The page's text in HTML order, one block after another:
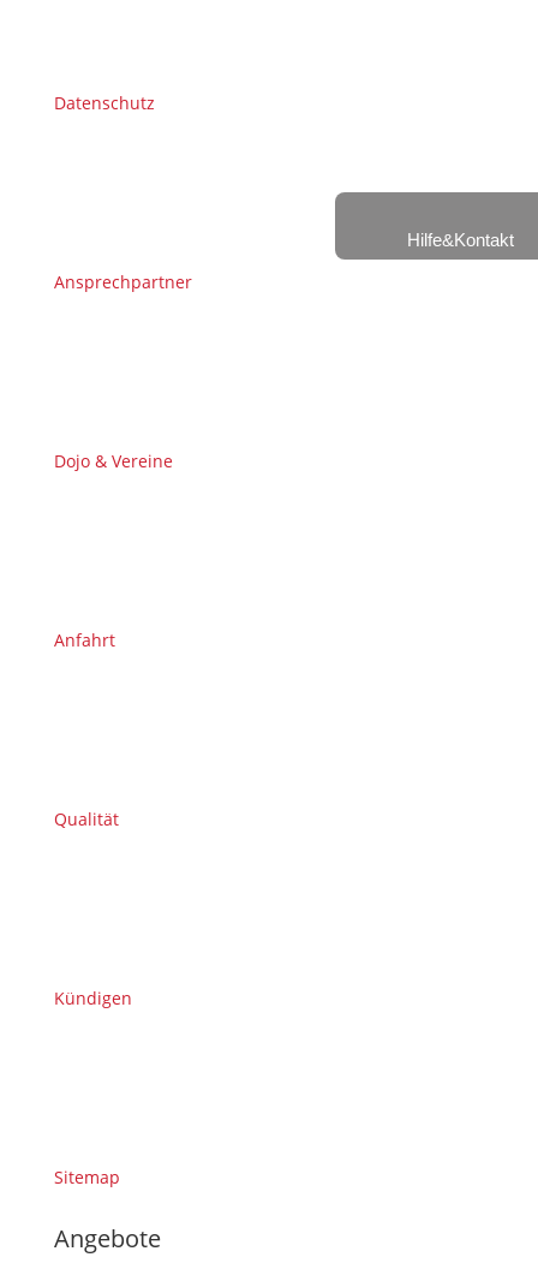
Datenschutz
Ansprechpartner
Dojo & Vereine
Anfahrt
Qualität
Kündigen
Sitemap
Angebote
Hilfe&Kontakt